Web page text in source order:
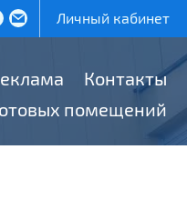
Личный кабинет
Контакты
помещений